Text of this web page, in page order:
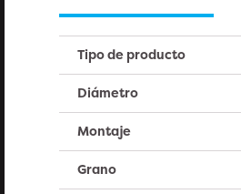
Tipo de producto
Diámetro
Montaje
Grano